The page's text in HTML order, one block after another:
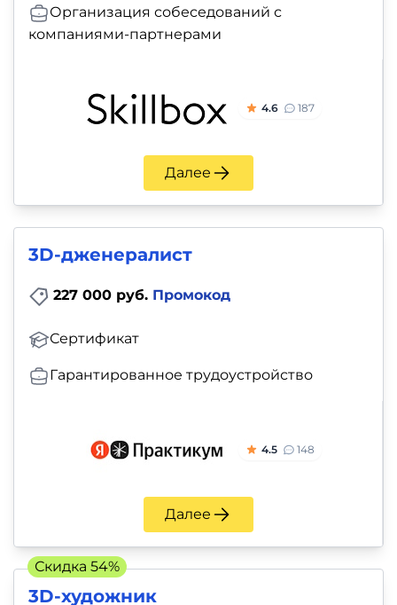
Организация собеседований с
компаниями-партнерами
4.6 187
Далее
3D-дженералист
227 000 руб. Промокод
Сертификат
Гарантированное трудоустройство
4.5 148
Далее
3D-художник
Скидка 54%